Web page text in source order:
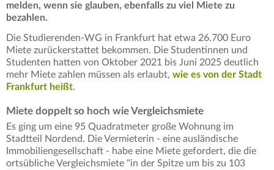
melden, wenn sie glauben, ebenfalls zu viel Miete zu
bezahlen.
Die Studierenden-WG in Frankfurt hat etwa 26.700 Euro
Miete zurückerstattet bekommen. Die Studentinnen und
Studenten hatten von Oktober 2021 bis Juni 2025 deutlich
mehr Miete zahlen müssen als erlaubt, wie es von der Stadt
Frankfurt heißt.
Miete doppelt so hoch wie Vergleichsmiete
Es ging um eine 95 Quadratmeter große Wohnung im
Stadtteil Nordend. Die Vermieterin - eine ausländische
Immobiliengesellschaft - habe eine Miete gefordert, die die
ortsübliche Vergleichsmiete "in der Spitze um bis zu 103